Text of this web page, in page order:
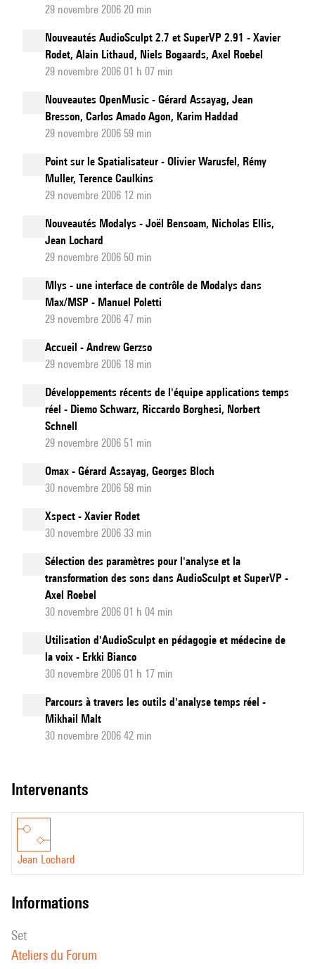
29 novembre 2006 20 min
Nouveautés AudioSculpt 2.7 et SuperVP 2.91 - Xavier
Rodet, Alain Lithaud, Niels Bogaards, Axel Roebel
29 novembre 2006 01 h 07 min
Nouveautes OpenMusic - Gérard Assayag, Jean
Bresson, Carlos Amado Agon, Karim Haddad
29 novembre 2006 59 min
Point sur le Spatialisateur - Olivier Warusfel, Rémy
Muller, Terence Caulkins
29 novembre 2006 12 min
Nouveautés Modalys - Joël Bensoam, Nicholas Ellis,
Jean Lochard
29 novembre 2006 50 min
Mlys - une interface de contrôle de Modalys dans
Max/MSP - Manuel Poletti
29 novembre 2006 47 min
Accueil - Andrew Gerzso
29 novembre 2006 18 min
Développements récents de l'équipe applications temps
réel - Diemo Schwarz, Riccardo Borghesi, Norbert
Schnell
29 novembre 2006 51 min
Omax - Gérard Assayag, Georges Bloch
30 novembre 2006 58 min
Xspect - Xavier Rodet
30 novembre 2006 33 min
Sélection des paramètres pour l'analyse et la
transformation des sons dans AudioSculpt et SuperVP -
Axel Roebel
30 novembre 2006 01 h 04 min
Utilisation d'AudioSculpt en pédagogie et médecine de
la voix - Erkki Bianco
30 novembre 2006 01 h 17 min
Parcours à travers les outils d'analyse temps réel -
Mikhail Malt
30 novembre 2006 42 min
intervenants
Jean Lochard
informations
set
Ateliers du Forum